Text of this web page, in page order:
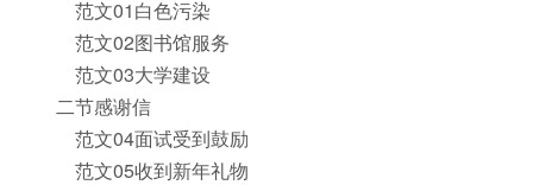
范文01白色污染
范文02图书馆服务
范文03大学建设
二节感谢信
范文04面试受到鼓励
范文05收到新年礼物